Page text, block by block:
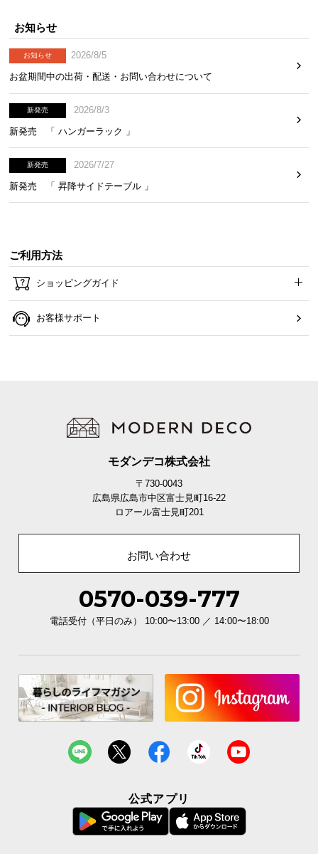
お知らせ
お知らせ
2026/8/5
お盆期間中の出荷・配送・お問い合わせについて
新発売
2026/8/3
新発売 「 ハンガーラック 」
新発売
2026/7/27
新発売 「 昇降サイドテーブル 」
ご利用方法
ショッピングガイド
お客様サポート
モダンデコ株式会社
〒730-0043
広島県広島市中区富士見町16-22
ロアール富士見町201
お問い合わせ
0570-039-777
電話受付（平日のみ） 10:00〜13:00 ／ 14:00〜18:00
公式アプリ